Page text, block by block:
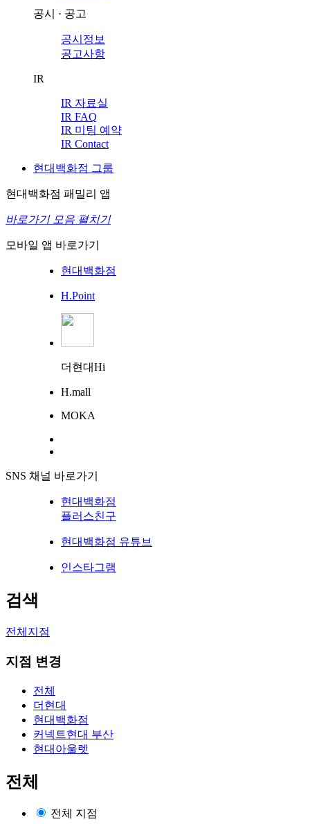
공시 · 공고
공시정보
공고사항
IR
IR 자료실
IR FAQ
IR 미팅 예약
IR Contact
현대백화점 그룹
현대백화점 패밀리 앱
바로가기 모음 펼치기
모바일 앱 바로가기
현대백화점
H.Point
더현대Hi
H.mall
MOKA
SNS 채널 바로가기
현대백화점
플러스친구
현대백화점 유튜브
인스타그램
검색
전체지점
지점 변경
전체
더현대
현대백화점
커넥트현대 부산
현대아울렛
전체
전체 지점